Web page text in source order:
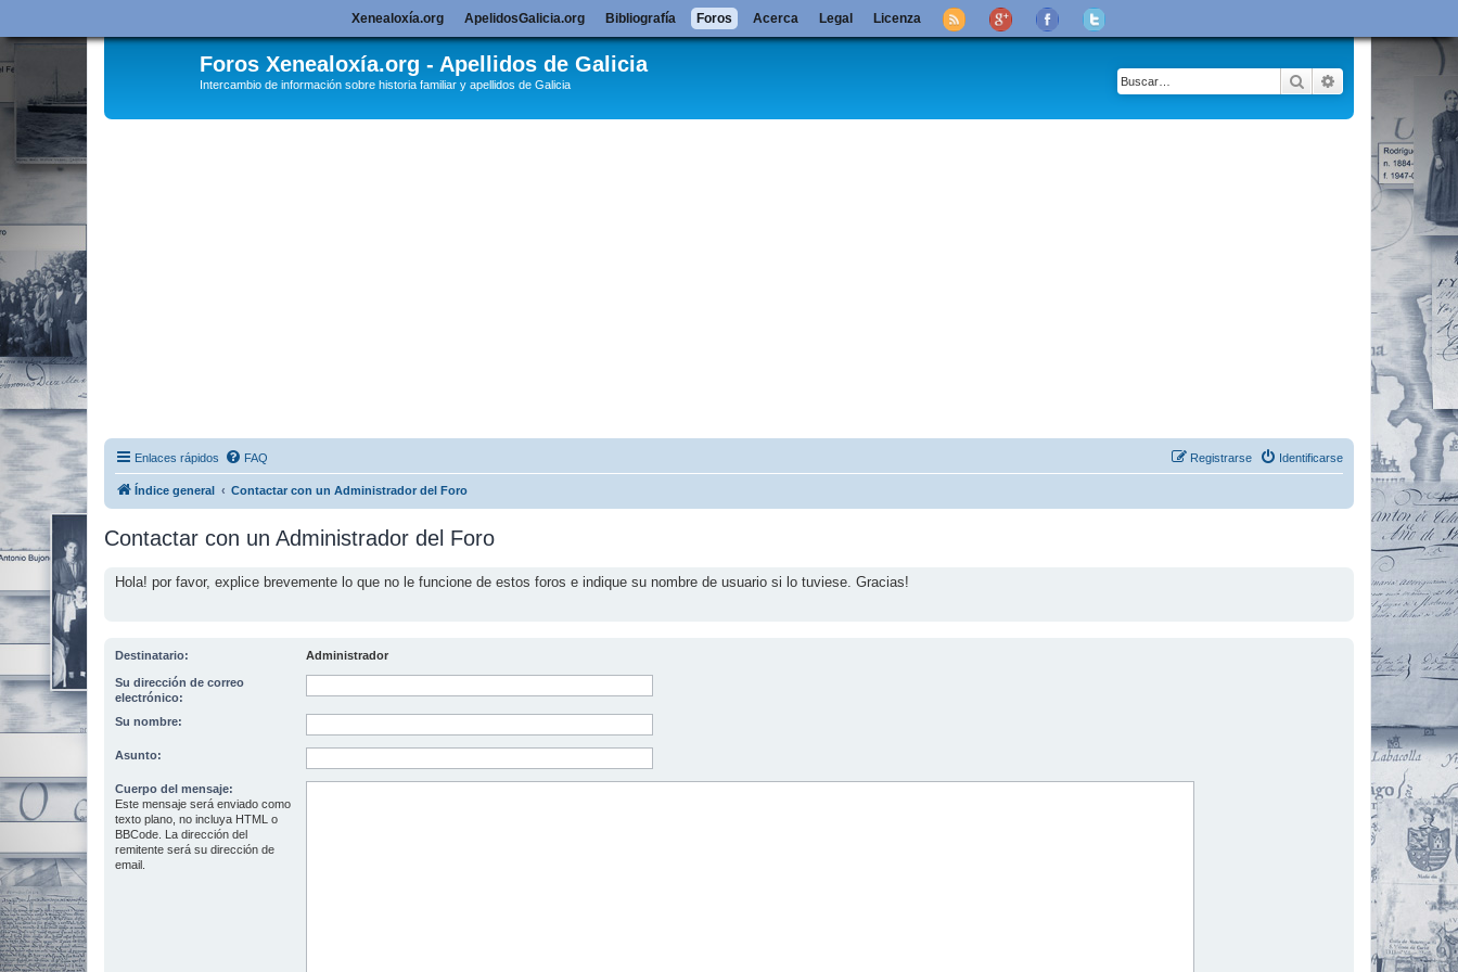
Foros Xenealoxía.org - Apellidos de Galicia
Intercambio de información sobre historia familiar y apellidos de Galicia Buscar Búsqueda
Enlaces rápidos FAQ Identificarse
Registrarse
Índice general Contactar con un Administrador del Foro
Contactar con un Administrador del Foro
Hola! por favor, explice brevemente lo que no le funcione de estos foros e indique su nombre de usuario si lo tuviese. Gracias!
Destinatario: Administrador
Su dirección de correo
electrónico:
Su nombre:
Asunto:
Cuerpo del mensaje:
Este mensaje será enviado como
texto plano, no incluya HTML o
BBCode. La dirección del
remitente será su dirección de
email.
Xenealoxía.org ApelidosGalicia.org Bibliografía Foros Acerca Legal Licenza